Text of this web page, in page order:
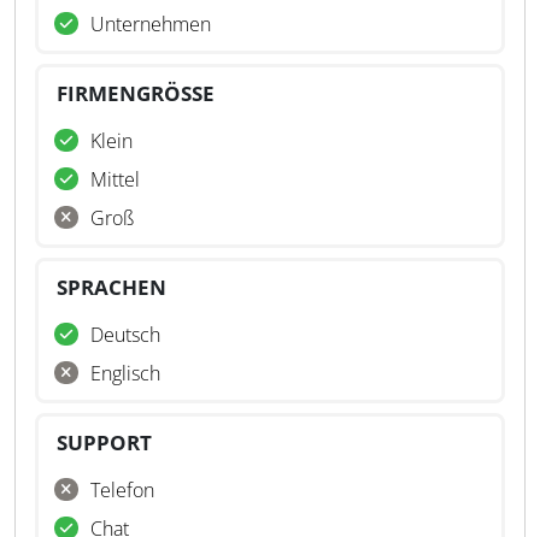
Unternehmen
FIRMENGRÖSSE
Klein
Mittel
Groß
SPRACHEN
Deutsch
Englisch
SUPPORT
Telefon
Chat